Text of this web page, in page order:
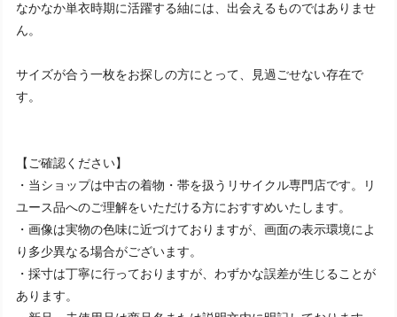
なかなか単衣時期に活躍する紬には、出会えるものではありませ
ん。
サイズが合う一枚をお探しの方にとって、見過ごせない存在で
す。
【ご確認ください】
・当ショップは中古の着物・帯を扱うリサイクル専門店です。リ
ユース品へのご理解をいただける方におすすめいたします。
・画像は実物の色味に近づけておりますが、画面の表示環境によ
り多少異なる場合がございます。
・採寸は丁寧に行っておりますが、わずかな誤差が生じることが
あります。